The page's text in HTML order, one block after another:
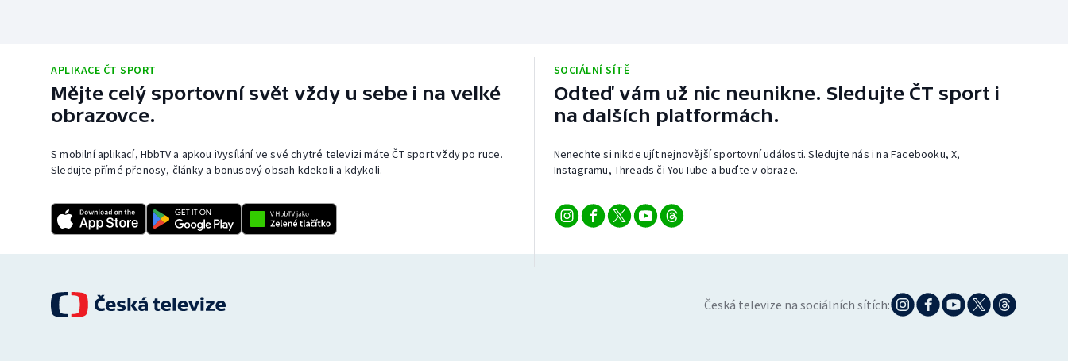
APLIKACE ČT SPORT
Mějte celý sportovní svět vždy u sebe i na velké
obrazovce.
S mobilní aplikací, HbbTV a apkou iVysílání ve své chytré televizi máte ČT sport vždy po ruce.
Sledujte přímé přenosy, články a bonusový obsah kdekoli a kdykoli.
SOCIÁLNÍ SÍTĚ
Odteď vám už nic neunikne. Sledujte ČT sport i
na dalších platformách.
Nenechte si nikde ujít nejnovější sportovní události. Sledujte nás i na Facebooku, X,
Instagramu, Threads či YouTube a buďte v obraze.
Česká televize na sociálních sítích: